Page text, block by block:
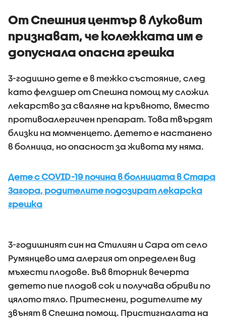
От Спешния център в Луковит
признават, че колежката им е
допуснала опасна грешка
3-годишно дете е в тежко състояние, след
като фелдшер от Спешна помощ му сложил
лекарство за сваляне на кръвното, вместо
противоалергичен препарат. Това твърдят
близки на момченцето. Детето е настанено
в болница, но опасност за живота му няма.
Дете с COVID-19 почина в болницата в Стара
Загора, родителите подозират лекарска
грешка
3-годишният син на Стилиян и Сара от село
Румянцево има алергия от определен вид
мъхести плодове. Във вторник вечерта
детето пие плодов сок и получава обриви по
цялото тяло. Притеснени, родителите му
звънят в Спешна помощ. Пристигналата на